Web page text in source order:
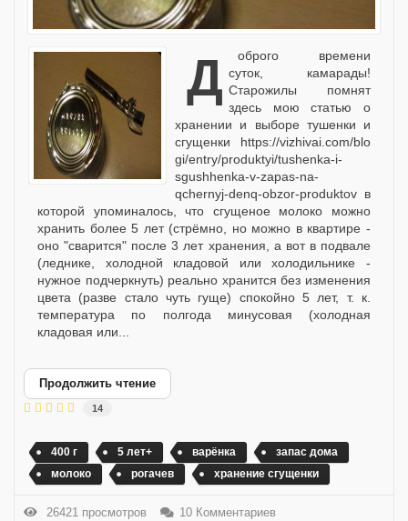
Доброго времени суток, камарады!
Старожилы помнят
здесь мою статью о
хранении и выборе тушенки и
сгущенки https://vizhivai.com/blo
gi/entry/produktyi/tushenka-i-
sgushhenka-v-zapas-na-
qchernyj-denq-obzor-produktov в
которой упоминалось, что сгущеное молоко можно
хранить более 5 лет (стрёмно, но можно в квартире -
оно "сварится" после 3 лет хранения, а вот в подвале
(леднике, холодной кладовой или холодильнике -
нужное подчеркнуть) реально хранится без изменения
цвета (разве стало чуть гуще) спокойно 5 лет, т. к.
температура по полгода минусовая (холодная
кладовая или...
Продолжить чтение
14
400 г 5 лет+ варёнка
запас дома
молоко
рогачев хранение сгущенки
26421 просмотров 10 Комментариев